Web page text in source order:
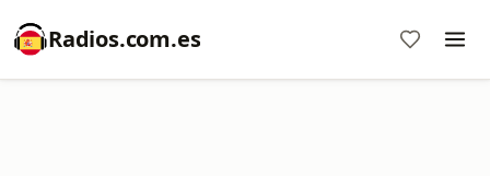
Radios.com.es